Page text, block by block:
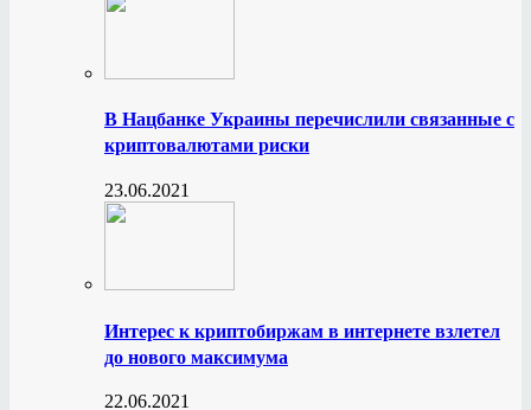
В Нацбанке Украины перечислили связанные с
криптовалютами риски
23.06.2021
Интерес к криптобиржам в интернете взлетел
до нового максимума
22.06.2021